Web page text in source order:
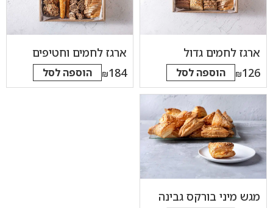
ארגז לחמים גדול
126
₪ הוספה לסל
ארגז לחמים וחטיפים
184
₪ הוספה לסל
מגש מיני בורקס גבינה